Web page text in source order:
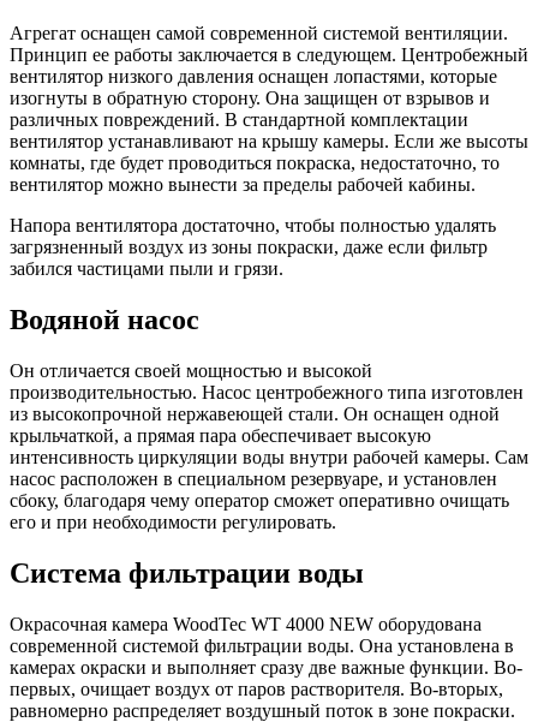
Агрегат оснащен самой современной системой вентиляции.
Принцип ее работы заключается в следующем. Центробежный
вентилятор низкого давления оснащен лопастями, которые
изогнуты в обратную сторону. Она защищен от взрывов и
различных повреждений. В стандартной комплектации
вентилятор устанавливают на крышу камеры. Если же высоты
комнаты, где будет проводиться покраска, недостаточно, то
вентилятор можно вынести за пределы рабочей кабины.
Напора вентилятора достаточно, чтобы полностью удалять
загрязненный воздух из зоны покраски, даже если фильтр
забился частицами пыли и грязи.
Водяной насос
Он отличается своей мощностью и высокой
производительностью. Насос центробежного типа изготовлен
из высокопрочной нержавеющей стали. Он оснащен одной
крыльчаткой, а прямая пара обеспечивает высокую
интенсивность циркуляции воды внутри рабочей камеры. Сам
насос расположен в специальном резервуаре, и установлен
сбоку, благодаря чему оператор сможет оперативно очищать
его и при необходимости регулировать.
Система фильтрации воды
Окрасочная камера WoodTec WT 4000 NEW оборудована
современной системой фильтрации воды. Она установлена в
камерах окраски и выполняет сразу две важные функции. Во-
первых, очищает воздух от паров растворителя. Во-вторых,
равномерно распределяет воздушный поток в зоне покраски.